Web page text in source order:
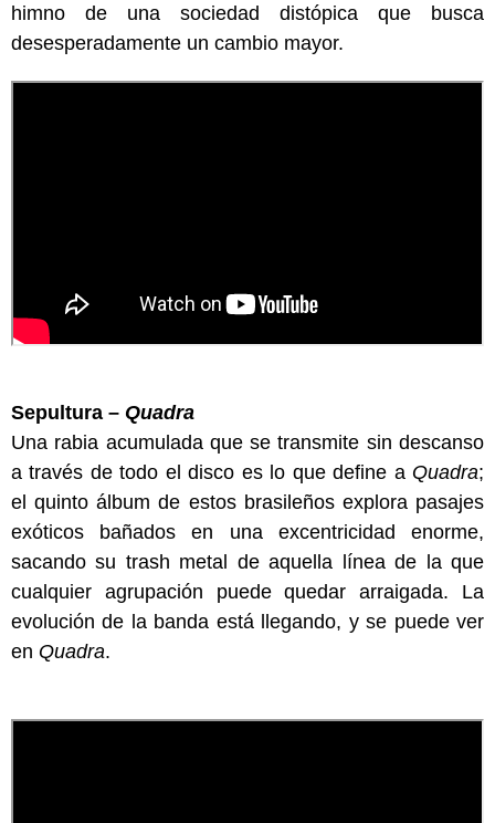
himno de una sociedad distópica que busca
desesperadamente un cambio mayor.
Sepultura – Quadra
Una rabia acumulada que se transmite sin descanso
a través de todo el disco es lo que define a Quadra;
el quinto álbum de estos brasileños explora pasajes
exóticos bañados en una excentricidad enorme,
sacando su trash metal de aquella línea de la que
cualquier agrupación puede quedar arraigada. La
evolución de la banda está llegando, y se puede ver
en Quadra.